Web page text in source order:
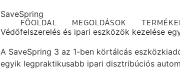
FŐOLDAL MEGOLDÁSOK
SaveSpring
Védőfelszerelés és ipari eszközök kezelése
A SaveSpring 3 az 1-ben körtálcás
egyik legpraktikusabb ipari disztribúciós